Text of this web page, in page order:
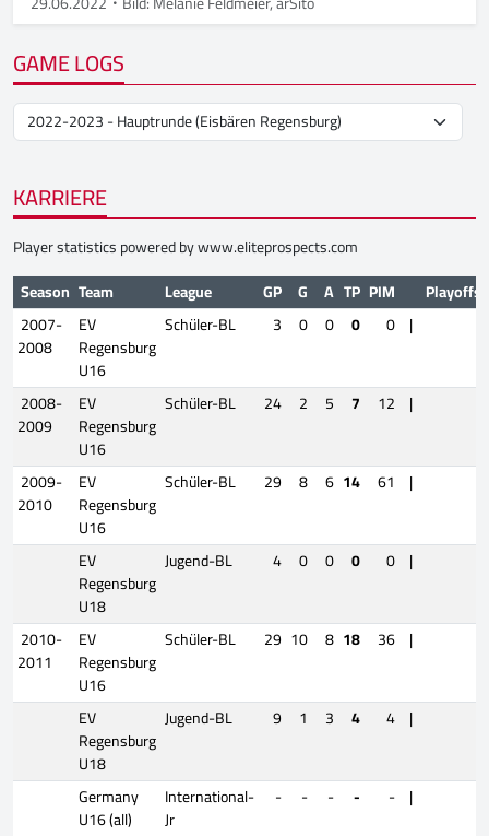
GAME LOGS
KARRIERE
Player statistics powered bywww.eliteprospects.com
Season Team League GP G A TP PIM
Playoffs
2007-
2008
EV
Regensburg
U16
Schüler-BL 3 0 0 0 0 |
2008-
2009
EV
Regensburg
U16
Schüler-BL 24 2 5 7 12 |
2009-
2010
EV
Regensburg
U16
Schüler-BL 29 8 6 14 61 |
EV
Regensburg
U18
Jugend-BL 4 0 0 0 0 |
2010-
2011
EV
Regensburg
U16
Schüler-BL 29 10 8 18 36 |
EV
Regensburg
U18
Jugend-BL 9 1 3 4 4 |
Germany
U16 (all)
International-
Jr
- - - - - |